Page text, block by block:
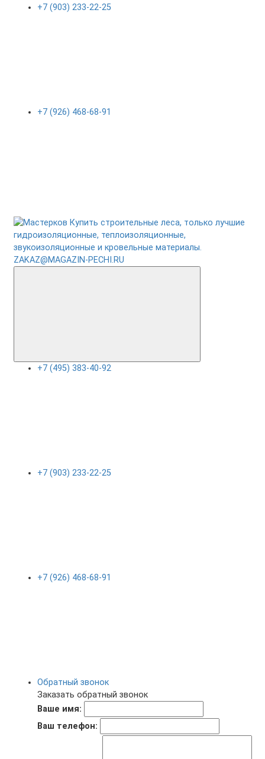
+7 (903) 233-22-25
+7 (926) 468-68-91
ZAKAZ@MAGAZIN-PECHI.RU
+7 (495) 383-40-92
+7 (903) 233-22-25
+7 (926) 468-68-91
Обратный звонок
Заказать обратный звонок
Ваше имя:
Ваш телефон: